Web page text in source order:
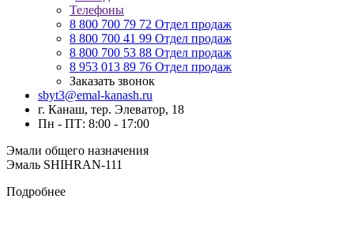
Телефоны
8 800 700 79 72 Отдел продаж
8 800 700 41 99 Отдел продаж
8 800 700 53 88 Отдел продаж
8 953 013 89 76 Отдел продаж
Заказать звонок
sbyt3@emal-kanash.ru
г. Канаш, тер. Элеватор, 18
Пн - ПТ: 8:00 - 17:00
Эмали общего назначения
Эмаль SHIHRAN-111
Подробнее